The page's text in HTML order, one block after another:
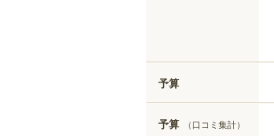
予算
予算 （口コミ集計）